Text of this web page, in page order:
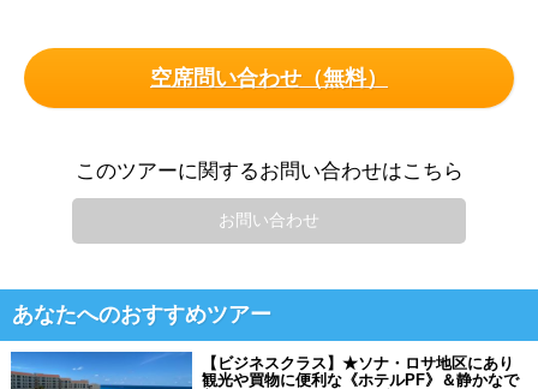
空席問い合わせ（無料）
このツアーに関するお問い合わせはこちら
お問い合わせ
あなたへのおすすめツアー
【ビジネスクラス】★ソナ・ロサ地区にあり
観光や買物に便利な《ホテルPF》＆静かなで